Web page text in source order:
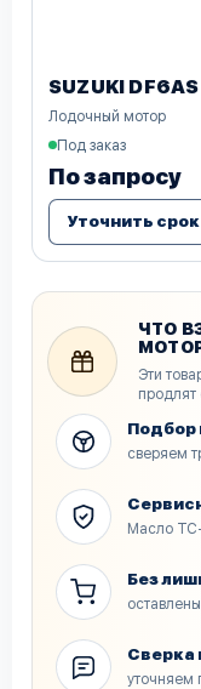
SUZUKI DF6AS
Лодочный мотор
Под заказ
По запросу
Уточнить срок
ЧТО
Эти
продлят
Подбор
сверяем
Масло
Без
Сверка
уточняем